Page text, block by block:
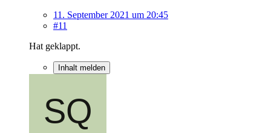
11. September 2021 um 20:45
#11
Hat geklappt.
Inhalt melden